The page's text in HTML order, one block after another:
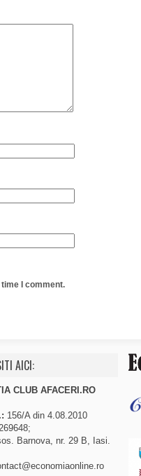
I comment.
AICI:
CLUB AFACERI.RO
156/A din 4.08.2010
Barnova, nr. 29 B, Iasi.